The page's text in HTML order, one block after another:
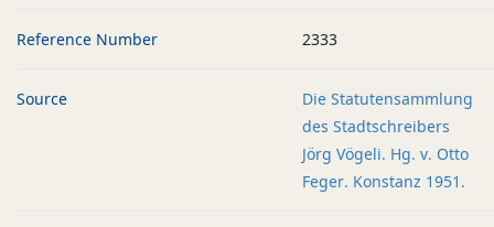
Reference Number 2333
Source
Die Statutensammlung
des Stadtschreibers
Jörg Vögeli. Hg. v. Otto
Feger. Konstanz 1951.